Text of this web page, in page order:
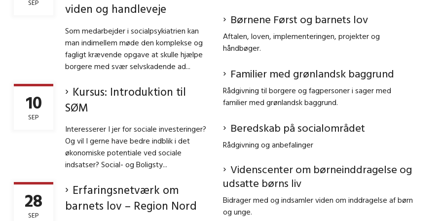
viden og handleveje
SEP
Som medarbejder i socialpsykiatrien kan
man indimellem møde den komplekse og
fagligt krævende opgave at skulle hjælpe
borgere med svær selvskadende ad...
Kursus: Introduktion til
SØM
10
SEP
Interesserer I jer for sociale investeringer?
Og vil I gerne have bedre indblik i det
økonomiske potentiale ved sociale
indsatser? Social- og Boligsty...
Erfaringsnetværk om
barnets lov – Region Nord
28
SEP
Børnene Først og barnets lov
Aftalen, loven, implementeringen, projekter og
håndbøger.
Familier med grønlandsk baggrund
Rådgivning til borgere og fagpersoner i sager med
familier med grønlandsk baggrund.
Beredskab på socialområdet
Rådgivning og anbefalinger
Videnscenter om børneinddragelse og
udsatte børns liv
Bidrager med og indsamler viden om inddragelse af børn
og unge.